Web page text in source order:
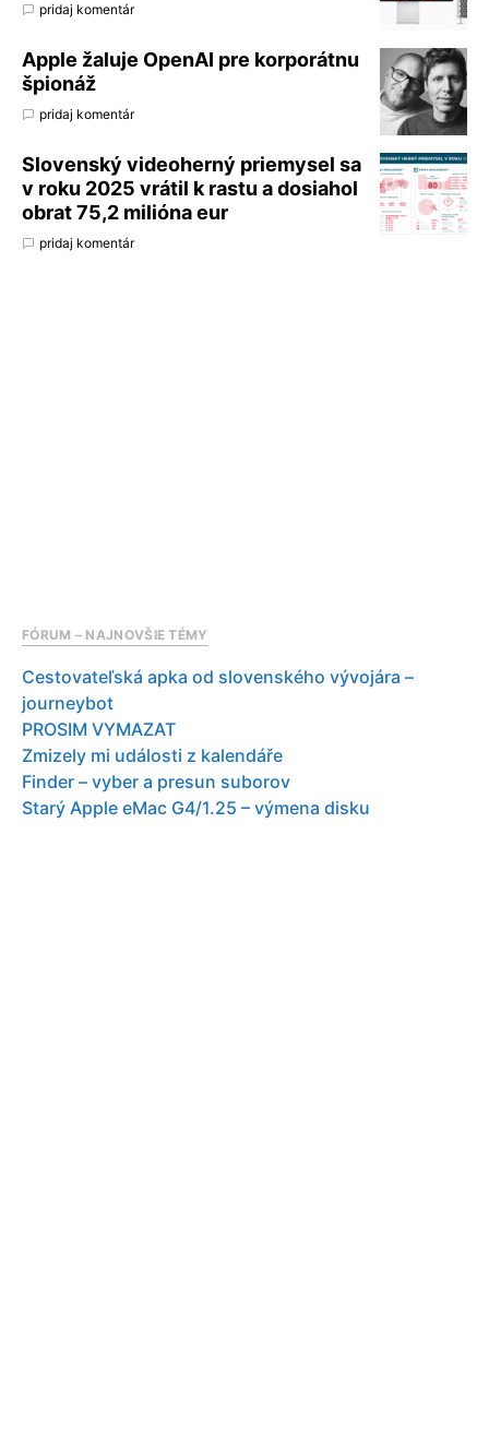
pridaj komentár
Apple žaluje OpenAI pre korporátnu
špionáž
pridaj komentár
Slovenský videoherný priemysel sa
v roku 2025 vrátil k rastu a dosiahol
obrat 75,2 milióna eur
pridaj komentár
FÓRUM – NAJNOVŠIE TÉMY
Cestovateľská apka od slovenského vývojára –
journeybot
PROSIM VYMAZAT
Zmizely mi události z kalendáře
Finder – vyber a presun suborov
Starý Apple eMac G4/1.25 – výmena disku